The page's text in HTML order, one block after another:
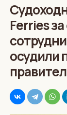
Ferries
осудили